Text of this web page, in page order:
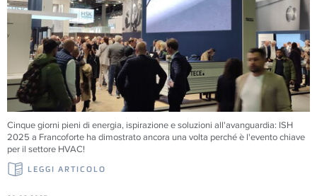
Cinque giorni pieni di energia, ispirazione e soluzioni all'avanguardia: ISH
2025 a Francoforte ha dimostrato ancora una volta perché è l'evento chiave
per il settore HVAC!
LEGGI ARTICOLO